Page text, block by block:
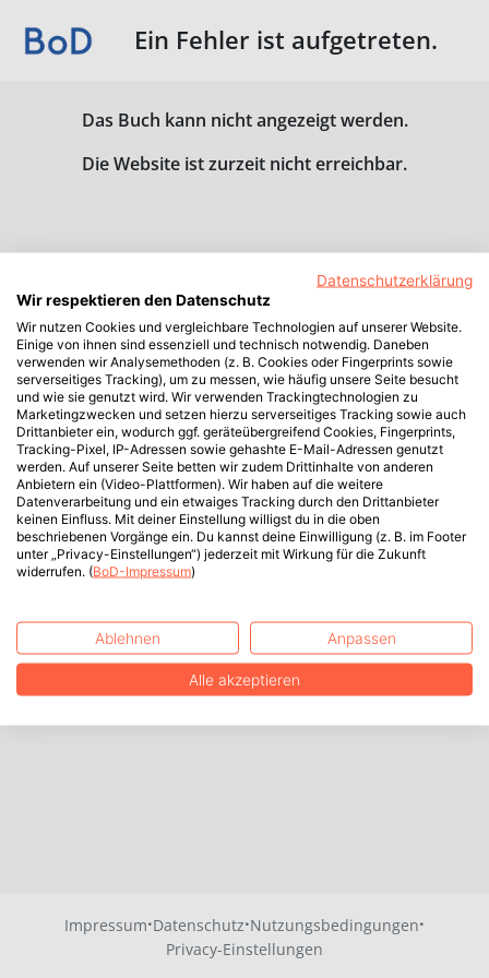
Ein Fehler ist aufgetreten.
Das Buch kann nicht angezeigt werden.
Die Website ist zurzeit nicht erreichbar.
Impressum·Datenschutz·Nutzungsbedingungen·
Privacy-Einstellungen
Datenschutzerklärung
Wir respektieren den Datenschutz
Wir nutzen Cookies und vergleichbare Technologien auf unserer Website.
Einige von ihnen sind essenziell und technisch notwendig. Daneben
verwenden wir Analysemethoden (z. B. Cookies oder Fingerprints sowie
serverseitiges Tracking), um zu messen, wie häufig unsere Seite besucht
und wie sie genutzt wird. Wir verwenden Trackingtechnologien zu
Marketingzwecken und setzen hierzu serverseitiges Tracking sowie auch
Drittanbieter ein, wodurch ggf. geräteübergreifend Cookies, Fingerprints,
Tracking-Pixel, IP-Adressen sowie gehashte E-Mail-Adressen genutzt
werden. Auf unserer Seite betten wir zudem Drittinhalte von anderen
Anbietern ein (Video-Plattformen). Wir haben auf die weitere
Datenverarbeitung und ein etwaiges Tracking durch den Drittanbieter
keinen Einfluss. Mit deiner Einstellung willigst du in die oben
beschriebenen Vorgänge ein. Du kannst deine Einwilligung (z. B. im Footer
unter „Privacy-Einstellungen“) jederzeit mit Wirkung für die Zukunft
widerrufen. (BoD-Impressum)
Ablehnen Anpassen
Alle akzeptieren